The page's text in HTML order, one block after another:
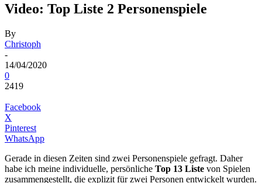
Video: Top Liste 2 Personenspiele
By
Christoph
-
14/04/2020
0
2419
Facebook
X
Pinterest
WhatsApp
Gerade in diesen Zeiten sind zwei Personenspiele gefragt. Daher
habe ich meine individuelle, persönliche Top 13 Liste von Spielen
zusammengestellt, die explizit für zwei Personen entwickelt wurden.